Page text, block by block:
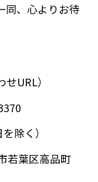
同、心よりお待
URL）
除く）
若葉区高品町